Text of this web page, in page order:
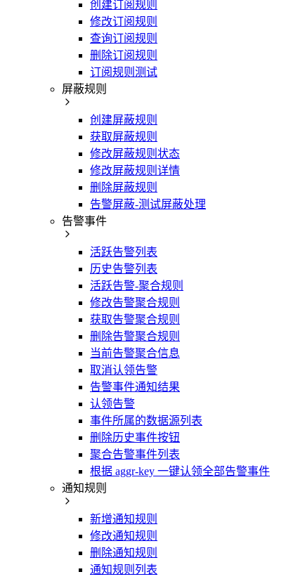
创建订阅规则
修改订阅规则
查询订阅规则
删除订阅规则
订阅规则测试
屏蔽规则
创建屏蔽规则
获取屏蔽规则
修改屏蔽规则状态
修改屏蔽规则详情
删除屏蔽规则
告警屏蔽-测试屏蔽处理
告警事件
活跃告警列表
历史告警列表
活跃告警-聚合规则
修改告警聚合规则
获取告警聚合规则
删除告警聚合规则
当前告警聚合信息
取消认领告警
告警事件通知结果
认领告警
事件所属的数据源列表
删除历史事件按钮
聚合告警事件列表
根据 aggr-key 一键认领全部告警事件
通知规则
新增通知规则
修改通知规则
删除通知规则
通知规则列表